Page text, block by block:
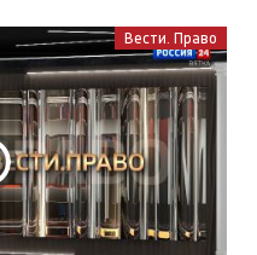
Вести. Право